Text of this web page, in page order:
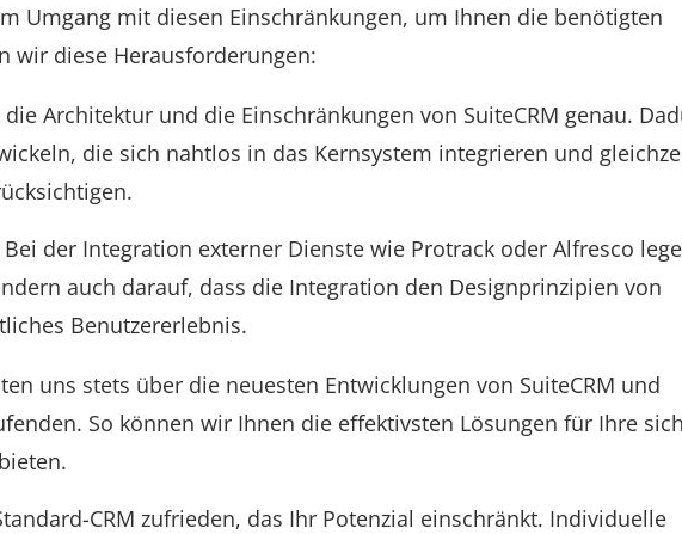
Umgang mit diesen Einschränkungen, um Ihnen die benötigten
wir diese Herausforderungen:
Architektur und die Einschränkungen von SuiteCRM genau.
die sich nahtlos in das Kernsystem integrieren und
Bei der Integration externer Dienste wie Protrack oder Alfresco
auch darauf, dass die Integration den Designprinzipien von
Benutzererlebnis.
uns stets über die neuesten Entwicklungen von SuiteCRM und
So können wir Ihnen die effektivsten Lösungen für Ihre sich
CRM zufrieden, das Ihr Potenzial einschränkt. Individuelle